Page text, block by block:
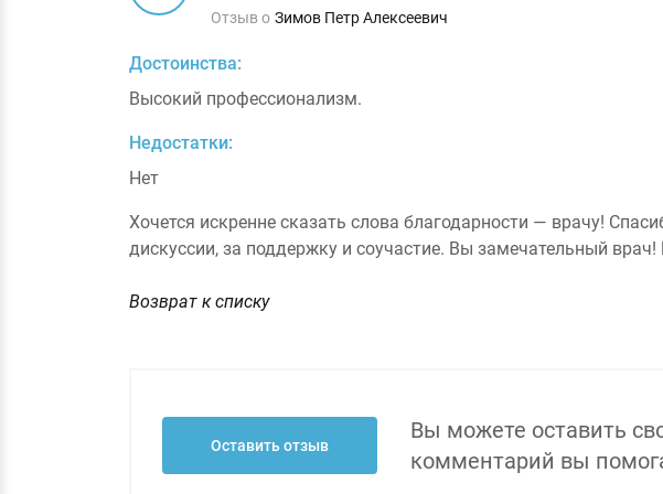
Отзыв о Зимов Петр Алексеевич
Достоинства:
Высокий профессионализм.
Недостатки:
Нет
Хочется искренне сказать слова благодарности — врачу!
дискуссии, за поддержку и соучастие. Вы замечательный врач!
Возврат к списку
Вы можете оставить
комментарий вы
Оставить отзыв